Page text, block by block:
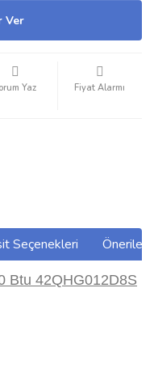
Ver
Yaz Fiyat Alarmı
Seçenekleri
Btu 42QHG012D8S